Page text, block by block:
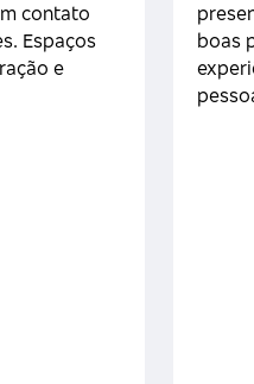
contato
Espaços
e
boas